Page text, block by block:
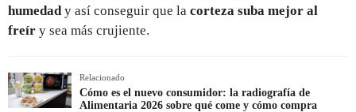
humedady así conseguir que la corteza suba mejor al
freír y sea más crujiente.
Relacionado
Cómo es el nuevo consumidor: la radiografía de
Alimentaria 2026 sobre qué come y cómo compra